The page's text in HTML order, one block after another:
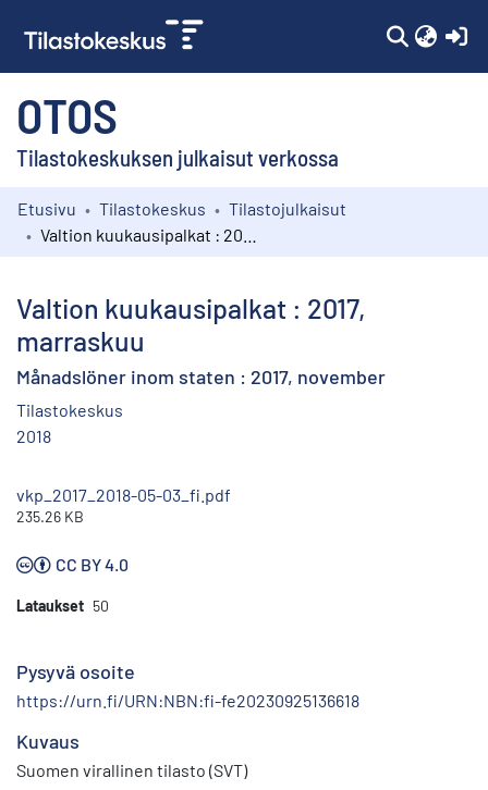
OTOS
Tilastokeskuksen julkaisut verkossa
Kokoelmat
Etusivu Tilastokeskus
Tilastojulkaisut
Valtion kuukausipalkat : 2017,
marraskuu
Månadslöner inom staten : 2017, november
Tilastokeskus
2018
vkp_2017_2018-05-03_fi.pdf
235.26 KB
CC BY 4.0
Lataukset 50
Pysyvä osoite
https://urn.fi/URN:NBN:fi-fe20230925136618
Kuvaus
Suomen virallinen tilasto (SVT)